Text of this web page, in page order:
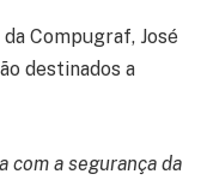
Compugraf, José
destinados a
com a segurança da